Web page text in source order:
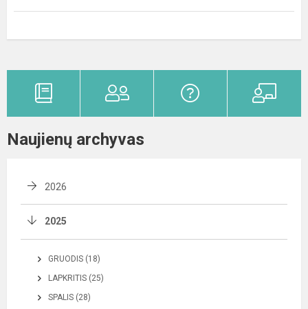
Naujienų archyvas
2026
2025
GRUODIS (18)
LAPKRITIS (25)
SPALIS (28)